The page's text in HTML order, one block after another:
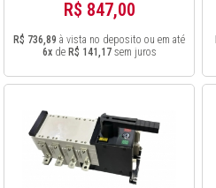
R$ 847,00
R$ 736,89 à vista no deposito ou em até
6xde R$ 141,17sem juros